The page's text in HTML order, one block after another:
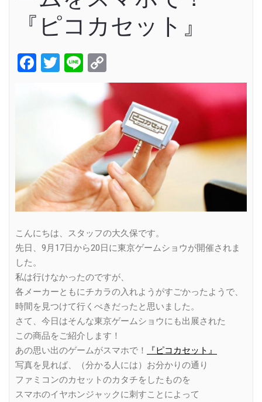
『ピコカセット』
Facebook
Twitter
Line
Link
こんにちは、スタッフの大久保です。
先日、9月17日から20日に東京ゲームショウが開催されま
した。
私は行けなかったのですが、
各メーカーともにチカラの入れようがすごかったようで、
時間を見つけて行くべきだったと思いました。
さて、今日はそんな東京ゲームショウにも出展された
この商品をご紹介します！
あの思い出のゲームがスマホで！
『ピコカセット』
写真を見れば、（分かる人には）お分かりの通り
ファミコンのカセットのカタチをしたものを
スマホのイヤホンジャックに刺すことによって